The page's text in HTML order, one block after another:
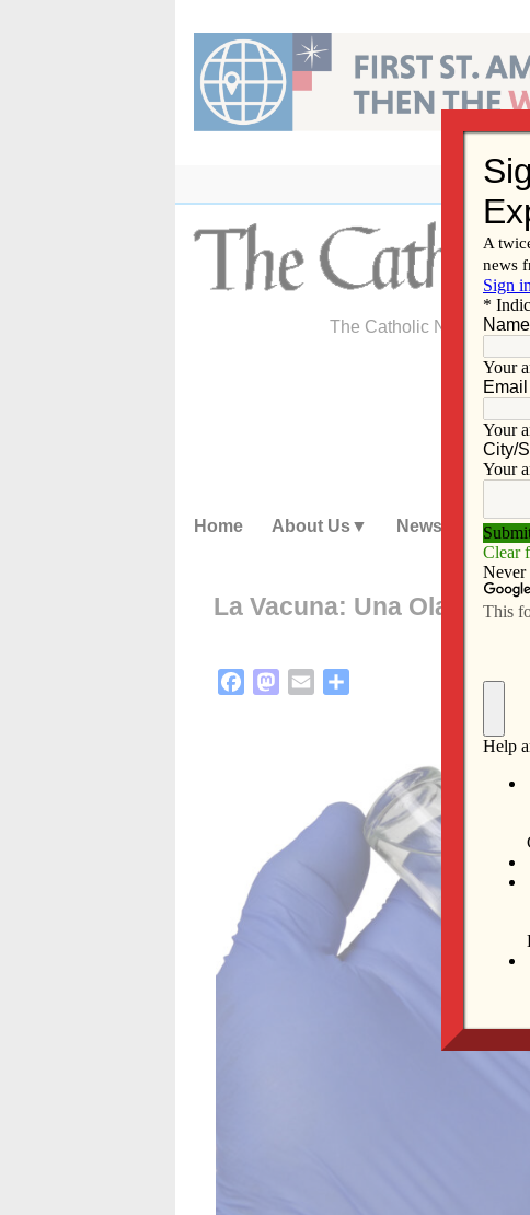
content
The Catholic Newspaper
Home About Us News
La Vacuna: Una Ola de
FacebookMastodon
Email